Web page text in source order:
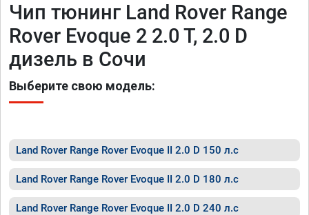
Чип тюнинг Land Rover Range
Rover Evoque 2 2.0 T, 2.0 D
дизель в Сочи
Выберите свою модель:
Land Rover Range Rover Evoque II 2.0 D 150 л.с
Land Rover Range Rover Evoque II 2.0 D 180 л.с
Land Rover Range Rover Evoque II 2.0 D 240 л.с